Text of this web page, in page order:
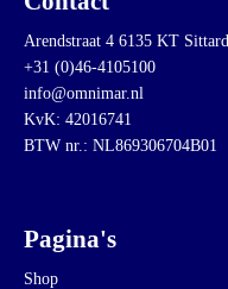
Arendstraat 4 6135 KT Sittard
+31 (0)46-4105100
info@omnimar.nl
KvK: 42016741
BTW nr.: NL869306704B01
Pagina's
Shop